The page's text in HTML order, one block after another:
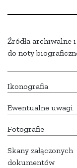
Źródła archiwalne
do noty
Ikonografia
Ewentualne uwagi
Fotografie
Skany załączonych
dokumentów